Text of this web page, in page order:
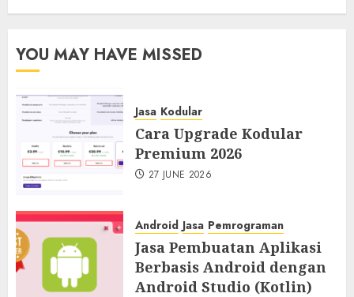
YOU MAY HAVE MISSED
Jasa Kodular
Cara Upgrade Kodular
Premium 2026
27 JUNE 2026
Android Jasa Pemrograman
Jasa Pembuatan Aplikasi
Berbasis Android dengan
Android Studio (Kotlin)